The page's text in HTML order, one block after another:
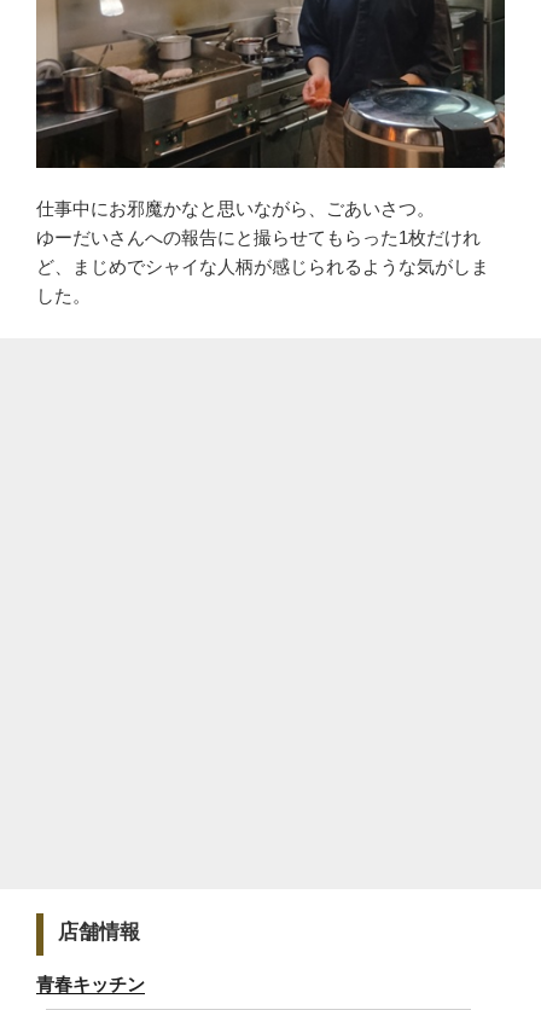
仕事中にお邪魔かなと思いながら、ごあいさつ。
ゆーだいさんへの報告にと撮らせてもらった1枚だけれ
ど、まじめでシャイな人柄が感じられるような気がしま
した。
店舗情報
青春キッチン